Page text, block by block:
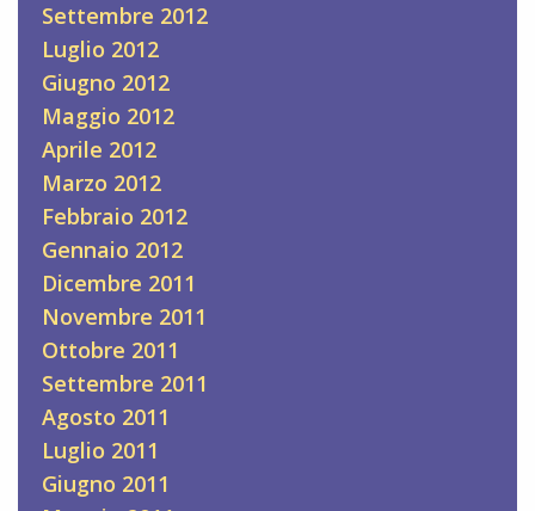
Settembre 2012
Luglio 2012
Giugno 2012
Maggio 2012
Aprile 2012
Marzo 2012
Febbraio 2012
Gennaio 2012
Dicembre 2011
Novembre 2011
Ottobre 2011
Settembre 2011
Agosto 2011
Luglio 2011
Giugno 2011